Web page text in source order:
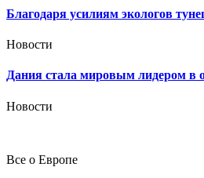
Благодаря усилиям экологов
Новости
Дания стала мировым лидером в
Новости
Все о Европе